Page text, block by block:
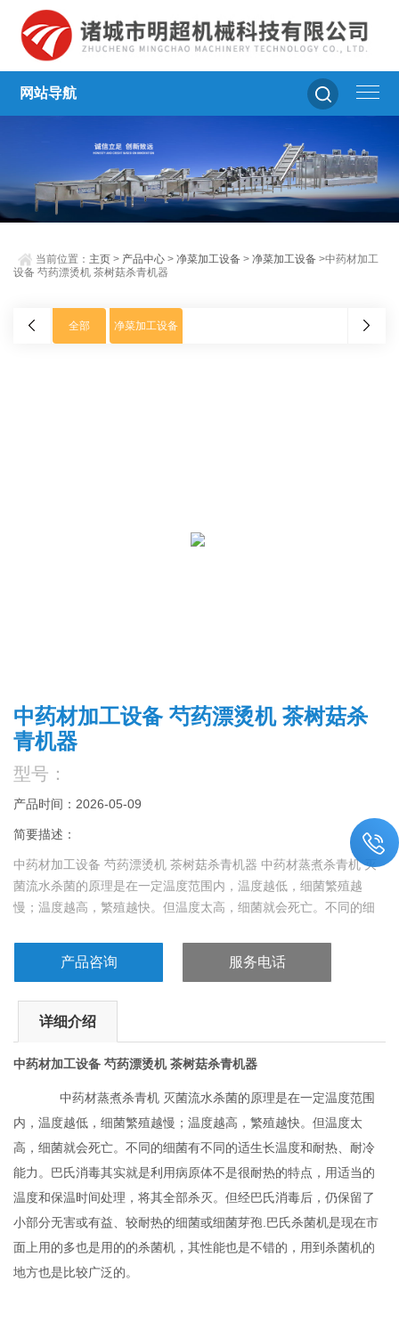
网站导航
当前位置： 主页 > 产品中心 >净菜加工设备 >净菜加工设备 >中药材加工
设备 芍药漂烫机 茶树菇杀青机器
全部 净菜加工设备
中药材加工设备 芍药漂烫机 茶树菇杀
青机器
型号：
产品时间：2026-05-09
简要描述：
中药材加工设备 芍药漂烫机 茶树菇杀青机器 中药材蒸煮杀青机 灭
菌流水杀菌的原理是在一定温度范围内，温度越低，细菌繁殖越
慢；温度越高，繁殖越快。但温度太高，细菌就会死亡。不同的细
产品咨询 服务电话
详细介绍
中药材加工设备 芍药漂烫机 茶树菇杀青机器
中药材蒸煮杀青机 灭菌流水杀菌的原理是在一定温度范围
内，温度越低，细菌繁殖越慢；温度越高，繁殖越快。但温度太
高，细菌就会死亡。不同的细菌有不同的适生长温度和耐热、耐冷
能力。巴氏消毒其实就是利用病原体不是很耐热的特点，用适当的
温度和保温时间处理，将其全部杀灭。但经巴氏消毒后，仍保留了
小部分无害或有益、较耐热的细菌或细菌芽孢.巴氏杀菌机是现在市
面上用的多也是用的的杀菌机，其性能也是不错的，用到杀菌机的
地方也是比较广泛的。